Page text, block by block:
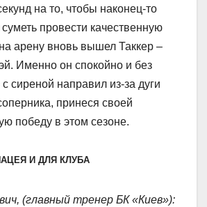
на то, чтобы наконец-то
суметь провести качественную
на арену вновь вышел Таккер –
Именно он спокойно и без
сиреной направил из-за дуги
принеся своей
победу в этом сезоне.
И ДЛЯ КЛУБА
(главный тренер БК «Киев»):